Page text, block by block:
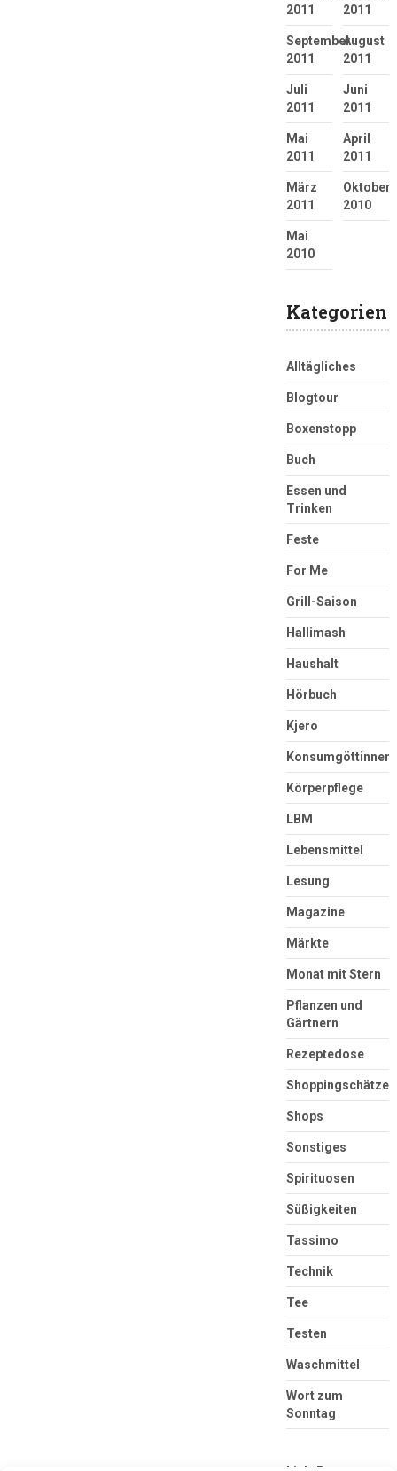
2011
2011
September
2011
August
2011
Juli
2011
Juni
2011
Mai
2011
April
2011
März
2011
Oktober
2010
Mai
2010
Kategorien
Alltägliches
Blogtour
Boxenstopp
Buch
Essen und
Trinken
Feste
For Me
Grill-Saison
Hallimash
Haushalt
Hörbuch
Kjero
Konsumgöttinnen
Körperpflege
LBM
Lebensmittel
Lesung
Magazine
Märkte
Monat mit Stern
Pflanzen und
Gärtnern
Rezeptedose
Shoppingschätze
Shops
Sonstiges
Spirituosen
Süßigkeiten
Tassimo
Technik
Tee
Testen
Waschmittel
Wort zum
Sonntag